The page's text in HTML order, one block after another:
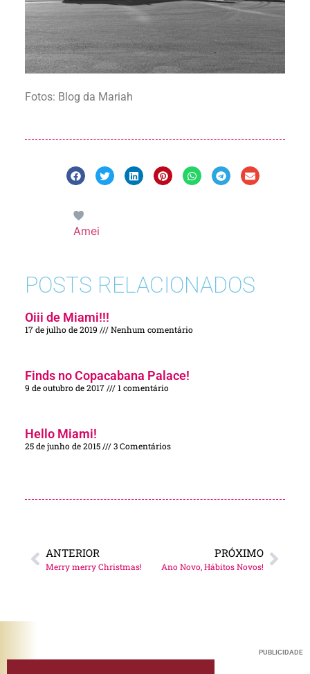
Fotos: Blog da Mariah
Amei
POSTS RELACIONADOS
Oiii de Miami!!!
17 de julho de 2019 Nenhum comentário
Finds no Copacabana Palace!
9 de outubro de 2017 1 comentário
Hello Miami!
25 de junho de 2015 3 Comentários
ANTERIOR
Merry merry Christmas!
PRÓXIMO
Ano Novo, Hábitos Novos!
PUBLICIDADE